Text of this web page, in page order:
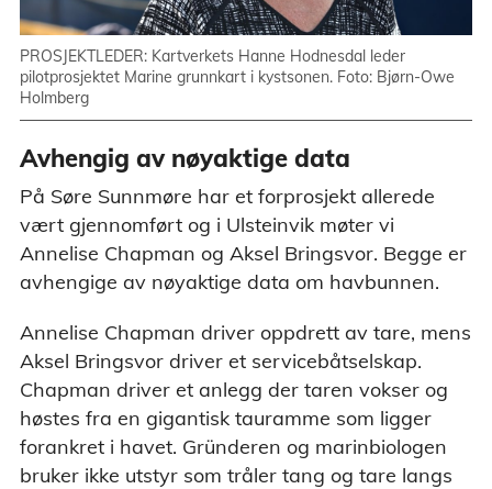
PROSJEKTLEDER: Kartverkets Hanne Hodnesdal leder
pilotprosjektet Marine grunnkart i kystsonen. Foto: Bjørn-Owe
Holmberg
Avhengig av nøyaktige data
På Søre Sunnmøre har et forprosjekt allerede
vært gjennomført og i Ulsteinvik møter vi
Annelise Chapman og Aksel Bringsvor. Begge er
avhengige av nøyaktige data om havbunnen.
Annelise Chapman driver oppdrett av tare, mens
Aksel Bringsvor driver et servicebåtselskap.
Chapman driver et anlegg der taren vokser og
høstes fra en gigantisk tauramme som ligger
forankret i havet. Gründeren og marinbiologen
bruker ikke utstyr som tråler tang og tare langs